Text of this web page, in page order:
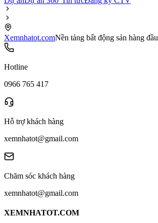
Xemnhatot.comNền tảng bất động sản hàng đầu
Hotline
0966 765 417
Hỗ trợ khách hàng
xemnhatot@gmail.com
Chăm sóc khách hàng
xemnhatot@gmail.com
XEMNHATOT.COM